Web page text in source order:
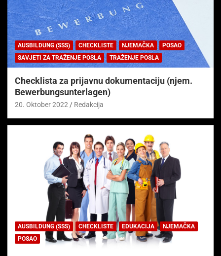
AUSBILDUNG (SSS) CHECKLISTE NJEMAČKA
POSAO
SAVJETI ZA TRAŽENJE POSLA
TRAŽENJE POSLA
Checklista za prijavnu dokumentaciju (njem.
Bewerbungsunterlagen)
20. Oktober 2022 Redakcija
AUSBILDUNG (SSS) CHECKLISTE EDUKACIJA
NJEMAČKA
POSAO